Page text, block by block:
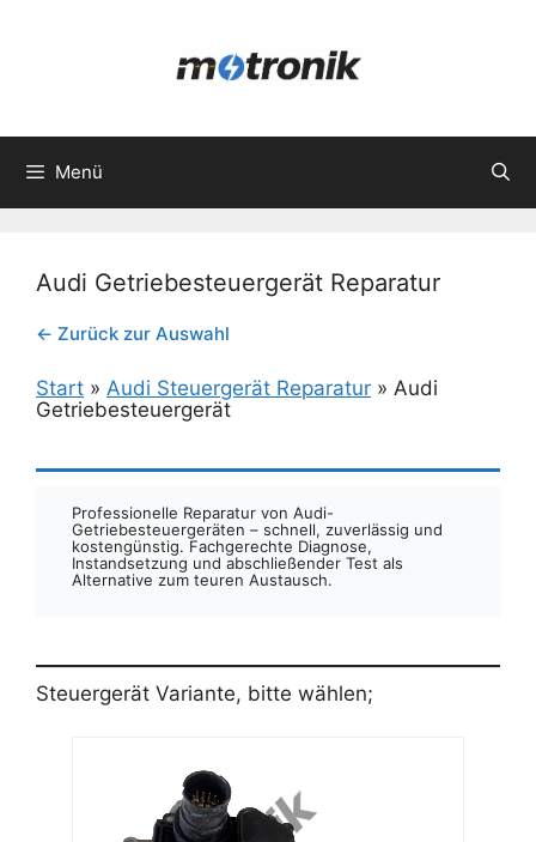
Menü
Audi Getriebesteuergerät Reparatur
← Zurück zur Auswahl
Start » Audi Steuergerät Reparatur » Audi
Getriebesteuergerät
Professionelle Reparatur von Audi-
Getriebesteuergeräten – schnell, zuverlässig und
kostengünstig. Fachgerechte Diagnose,
Instandsetzung und abschließender Test als
Alternative zum teuren Austausch.
Steuergerät Variante, bitte wählen;